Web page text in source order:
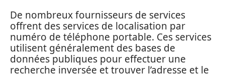
De nombreux fournisseurs de services
offrent des services de localisation par
numéro de téléphone portable. Ces services
utilisent généralement des bases de
données publiques pour effectuer une
recherche inversée et trouver l’adresse et le